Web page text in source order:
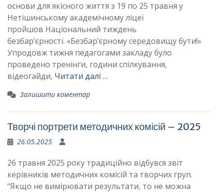
основи для якісного життя з 19 по 25 травня у
Нетішинському академічному ліцеї
пройшов Національний тиждень
безбар’єрності. «Безбар’єрному середовищу бути!»
Упродовж тижня педагогами закладу було
проведено тренінги, години спілкування,
відеогайди, Читати далі …
Залишити коментар
Творчі портрети методичних комісій – 2025
26.05.2025
26 травня 2025 року традиційно відбувся звіт
керівників методичних комісій та творчих груп.
“Якщо не вимірювати результати, то не можна